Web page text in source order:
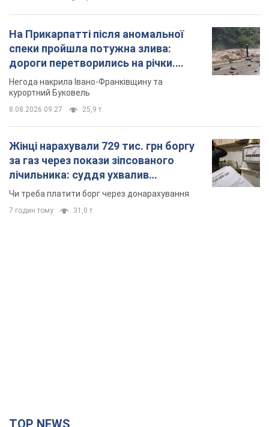
за газ через покази зіпсованого
лічильника: суддя ухвалив
неочікуване рішення
7 годин тому 31,0 т.